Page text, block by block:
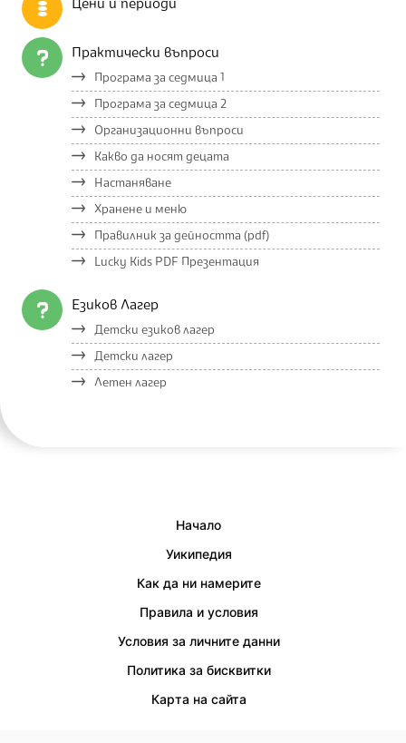
Цени и периоди
Практически въпроси
Програма за седмица 1
Програма за седмица 2
Организационни въпроси
Какво да носят децата
Настаняване
Хранене и меню
Правилник за дейността (pdf)
Lucky Kids PDF Презентация
Езиков Лагер
Детски езиков лагер
Детски лагер
Летен лагер
Начало
Уикипедия
Как да ни намерите
Правила и условия
Условия за личните данни
Политика за бисквитки
Карта на сайта